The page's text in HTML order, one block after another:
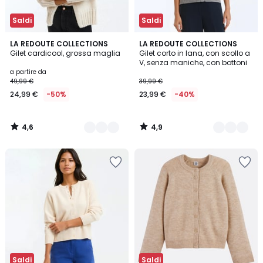
Saldi
LA REDOUTE COLLECTIONS
Gilet cardicool, grossa maglia
a partire da
49,99 €
24,99 € -50%
4,6
/ 5
2
Colori
4,6
/
Saldi
LA REDOUTE COLLECTIONS
Gilet corto in lana, con scollo a
V, senza maniche, con bottoni
39,99 €
23,99 € -40%
4,9
/ 5
2
Colori
4,9
/
Saldi Saldi